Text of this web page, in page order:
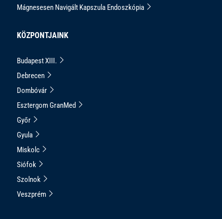
Mágnesesen Navigált Kapszula Endoszkópia
KÖZPONTJAINK
Budapest XIII.
Debrecen
Dombóvár
Esztergom GranMed
Győr
Gyula
Miskolc
Siófok
Szolnok
Veszprém